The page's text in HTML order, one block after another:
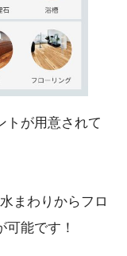
トが用意されて
まわりからフロ
能です！